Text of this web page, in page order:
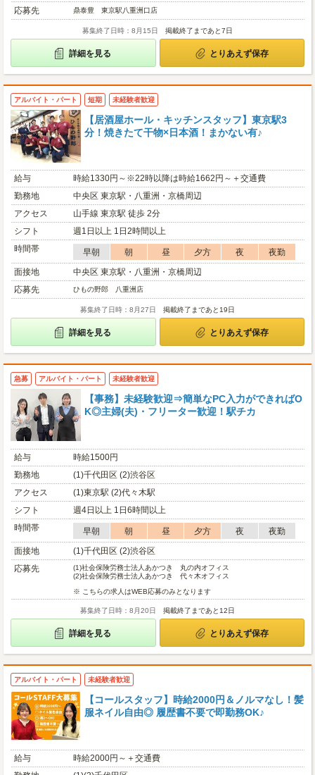
応募先 鼎泰豊 東京駅八重洲口店
募集終了日時：8月15日 掲載終了まであと7日
詳細を見る とりあえず保存
アルバイト・パート 短期 未経験者歓迎
【居酒屋ホール・キッチンスタッフ】東京駅3
分！焼きたて干物×日本酒！まかない有♪
給与
時給1330円～※22時以降は時給1662円～＋交通費
勤務地
中央区 東京駅・八重洲・京橋周辺
アクセス
山手線 東京駅 徒歩 2分
シフト
週1日以上 1日2時間以上
時間帯
早朝 朝 昼 夕方 夜
夜勤
面接地
中央区 東京駅・八重洲・京橋周辺
応募先
ひもの野郎 八重洲店
募集終了日時：8月27日 掲載終了まであと19日
詳細を見る とりあえず保存
急募 アルバイト・パート 未経験者歓迎
【事務】未経験歓迎⇒簡単なPC入力ができればO
K◎主婦(夫)・フリーター歓迎！駅チカ
給与
時給1500円
勤務地
(1)千代田区 (2)渋谷区
アクセス
(1)東京駅 (2)代々木駅
シフト
週4日以上 1日6時間以上
時間帯
早朝 朝 昼 夕方 夜
夜勤
面接地
(1)千代田区 (2)渋谷区
応募先
(1)社会保険労務士法人あかつき 丸の内オフィス
(2)社会保険労務士法人あかつき 代々木オフィス
※ こちらの求人はWEB応募のみとなります
募集終了日時：8月20日 掲載終了まであと12日
詳細を見る とりあえず保存
アルバイト・パート 未経験者歓迎
【コールスタッフ】時給2000円＆ノルマなし！髪
服ネイル自由◎ 履歴書不要で即勤務OK♪
給与
時給2000円～＋交通費